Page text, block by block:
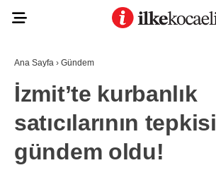
ASAYIŞ
GÜNDEM
Ana Sayfa › Gündem
İzmit’te kurbanlık
satıcılarının tepkisi
gündem oldu!